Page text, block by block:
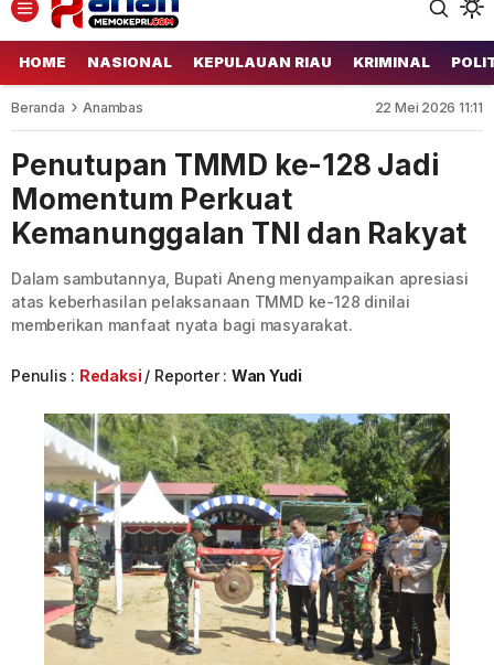
HOME NASIONAL KEPULAUAN RIAU KRIMINAL
Beranda Anambas 22 Mei 2026 11:11
Penutupan TMMD ke-128 Jadi
Momentum Perkuat
Kemanunggalan TNI dan Rakyat
Dalam sambutannya, Bupati Aneng menyampaikan apresiasi
atas keberhasilan pelaksanaan TMMD ke-128 dinilai
memberikan manfaat nyata bagi masyarakat.
Penulis : Redaksi Reporter : Wan Yudi